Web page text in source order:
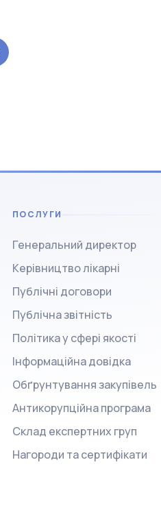
ПОСЛУГИ
Генеральний директор
Керівництво лікарні
Публічні договори
Публічна звітність
Політика у сфері якості
Інформаційна довідка
Обґрунтування закупівель
Антикорупційна програма
Склад експертних груп
Нагороди та сертифікати